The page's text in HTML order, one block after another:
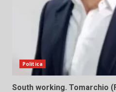
Politica
South working. Tomarchio